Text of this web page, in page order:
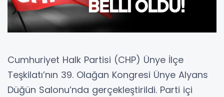
Cumhuriyet Halk Partisi (CHP) Ünye İlçe
Teşkilatı’nın 39. Olağan Kongresi Ünye Alyans
Düğün Salonu’nda gerçekleştirildi. Parti içi